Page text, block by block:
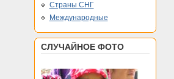
Страны СНГ
Международные
СЛУЧАЙНОЕ ФОТО